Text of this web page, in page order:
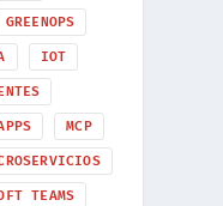
GREENOPS
IOT
MCP
TEAMS